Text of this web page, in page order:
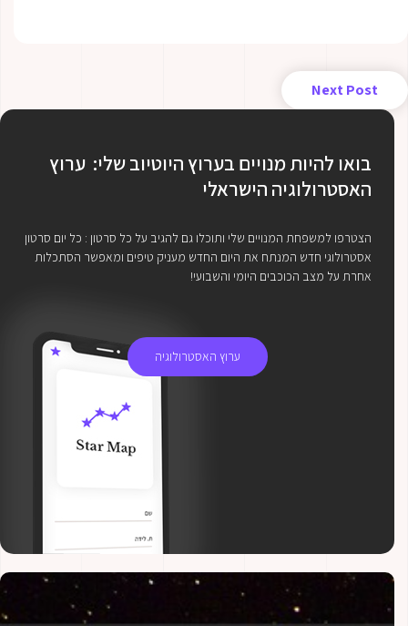
Next Post
בואו להיות מנויים בערוץ היוטיוב שלי: ערוץ
האסטרולוגיה הישראלי
הצטרפו למשפחת המנויים שלי ותוכלו גם להגיב על כל סרטון : כל יום סרטון
אסטרולוגי חדש המנתח את היום החדש מעניק טיפים ומאפשר הסתכלות
אחרת על מצב הכוכבים היומי והשבועי!
ערוץ האסטרולוגיה